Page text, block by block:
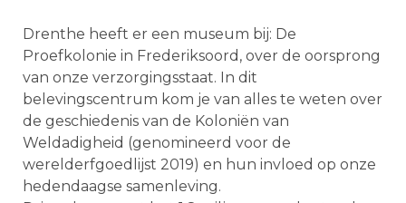
Drenthe heeft er een museum bij: De
Proefkolonie in Frederiksoord, over de oorsprong
van onze verzorgingsstaat. In dit
belevingscentrum kom je van alles te weten over
de geschiedenis van de Koloniën van
Weldadigheid (genomineerd voor de
werelderfgoedlijst 2019) en hun invloed op onze
hedendaagse samenleving.